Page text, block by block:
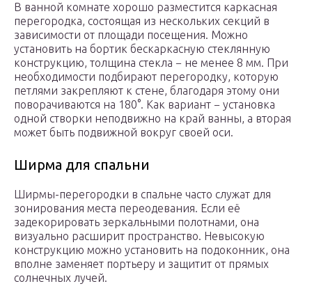
В ванной комнате хорошо разместится каркасная
перегородка, состоящая из нескольких секций в
зависимости от площади посещения. Можно
установить на бортик бескаркасную стеклянную
конструкцию, толщина стекла − не менее 8 мм. При
необходимости подбирают перегородку, которую
петлями закрепляют к стене, благодаря этому они
поворачиваются на 180°. Как вариант − установка
одной створки неподвижно на край ванны, а вторая
может быть подвижной вокруг своей оси.
Ширма для спальни
Ширмы-перегородки в спальне часто служат для
зонирования места переодевания. Если её
задекорировать зеркальными полотнами, она
визуально расширит пространство. Невысокую
конструкцию можно установить на подоконник, она
вполне заменяет портьеру и защитит от прямых
солнечных лучей.